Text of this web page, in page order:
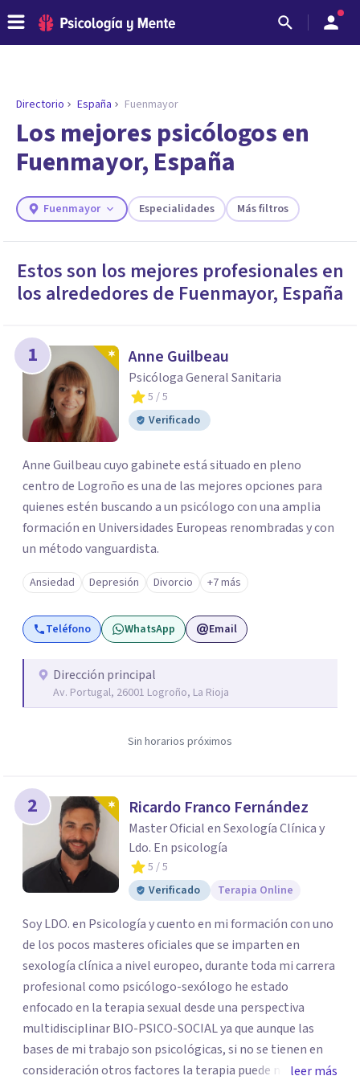
ENCONTRAR MI TERAPEUTA
¿Necesitas ayuda para encontrar el
psicólogo adecuado?
Responde a unas breves preguntas y te ofreceremos
necesidades.
Directorio España Fuenmayor
Los mejores psicólogos en
Fuenmayor, España
Fuenmayor Especialidades Más filtros
Estos son los mejores profesionales en
los alrededores de Fuenmayor, España
1 Anne Guilbeau
Psicóloga General Sanitaria
5 / 5
Verificado
Anne Guilbeau cuyo gabinete está situado en pleno
centro de Logroño es una de las mejores opciones para
quienes estén buscando a un psicólogo con una amplia
formación en Universidades Europeas renombradas y con
un método vanguardista.
Ansiedad Depresión Divorcio +7 más
Teléfono WhatsApp Email
Dirección principal
Av. Portugal, 26001 Logroño, La Rioja
Sin horarios próximos
2 Ricardo Franco Fernández
Master Oficial en Sexología Clínica y
Ldo. En psicología
5 / 5
Verificado
Terapia Online
Soy LDO. en Psicología y cuento en mi formación con uno
de los pocos masteres oficiales que se imparten en
sexología clínica a nivel europeo, durante toda mi carrera
profesional como psicólogo-sexólogo he estado
enfocado en la terapia sexual desde una perspectiva
multidisciplinar BIO-PSICO-SOCIAL ya que aunque las
bases de mi trabajo son psicológicas, si no se tienen en
consideración otros factores la terapia puede no
leer más